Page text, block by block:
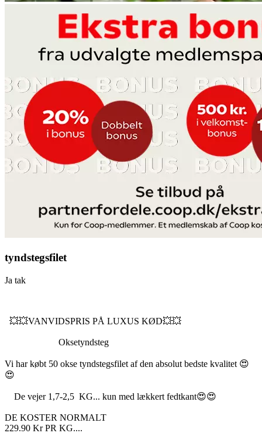
tyndstegsfilet
Ja tak
💥💥VANVIDSPRIS PÅ LUXUS KØD💥💥
Oksetyndsteg
Vi har købt 50 okse tyndstegsfilet af den absolut bedste kvalitet 😍
😍
De vejer 1,7-2,5 KG... kun med lækkert fedtkant😍😍
DE KOSTER NORMALT
229.90 Kr PR KG....